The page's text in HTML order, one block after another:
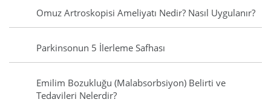
Omuz Artroskopisi Ameliyatı Nedir? Nasıl Uygulanır?
Parkinsonun 5 İlerleme Safhası
Emilim Bozukluğu (Malabsorbsiyon) Belirti ve
Tedavileri Nelerdir?